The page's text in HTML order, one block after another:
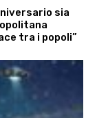
sia
tra i popoli”